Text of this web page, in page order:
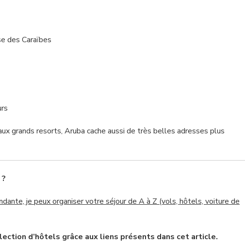
des Caraïbes
grands resorts, Aruba cache aussi de très belles adresses plus
je peux organiser votre séjour de A à Z (vols, hôtels, voiture de
d’hôtels grâce aux liens présents dans cet article.